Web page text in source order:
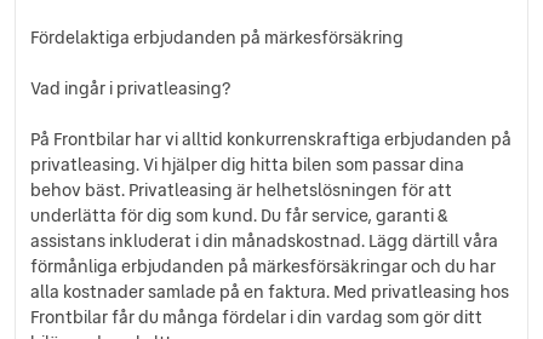
Fördelaktiga erbjudanden på märkesförsäkring
Vad ingår i privatleasing?
På Frontbilar har vi alltid konkurrenskraftiga erbjudanden på
privatleasing. Vi hjälper dig hitta bilen som passar dina
behov bäst. Privatleasing är helhetslösningen för att
underlätta för dig som kund. Du får service, garanti &
assistans inkluderat i din månadskostnad. Lägg därtill våra
förmånliga erbjudanden på märkesförsäkringar och du har
alla kostnader samlade på en faktura. Med privatleasing hos
Frontbilar får du många fördelar i din vardag som gör ditt